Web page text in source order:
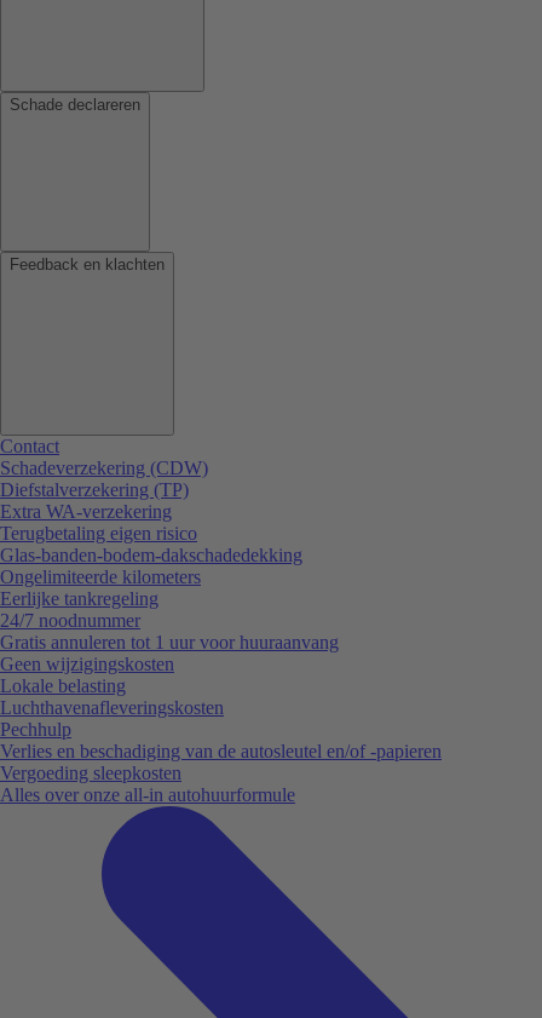
Schade declareren
Feedback en klachten
Contact
Schadeverzekering (CDW)
Diefstalverzekering (TP)
Extra WA-verzekering
Terugbetaling eigen risico
Glas-banden-bodem-dakschadedekking
Ongelimiteerde kilometers
Eerlijke tankregeling
24/7 noodnummer
Gratis annuleren tot 1 uur voor huuraanvang
Geen wijzigingskosten
Lokale belasting
Luchthavenafleveringskosten
Pechhulp
Verlies en beschadiging van de autosleutel en/of -papieren
Vergoeding sleepkosten
Alles over onze all-in autohuurformule